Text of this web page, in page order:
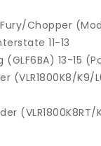
Chopper
11-13
(GLF6BA) 13-15
(VLR1800K8/K9/